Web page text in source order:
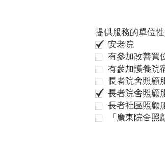
提供服務的單位
安老院
有參加改善買
有參加護養院
長者院舍照顧
長者院舍照顧
長者社區照顧
「廣東院舍